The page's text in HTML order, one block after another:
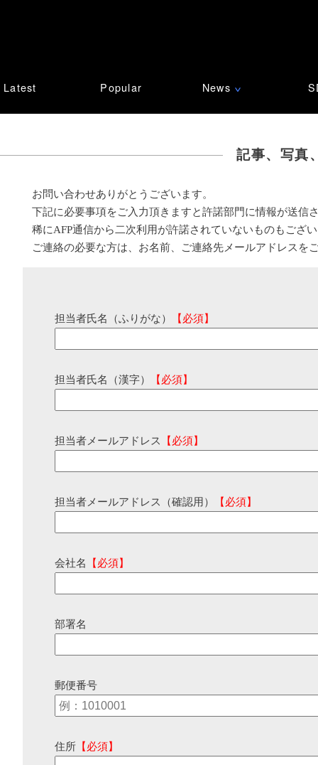
Latest Popular News ∨
記事、写真
お問い合わせありがとうございます。
下記に必要事項をご入力頂きますと許諾部門に情報が送信
稀にAFP通信から二次利用が許諾されていないものもござ
ご連絡の必要な方は、お名前、ご連絡先メールアドレスを
担当者氏名（ふりがな） 【必須】
担当者氏名（漢字） 【必須】
担当者メールアドレス 【必須】
担当者メールアドレス（確認用） 【必須】
会社名 【必須】
部署名
郵便番号
住所 【必須】